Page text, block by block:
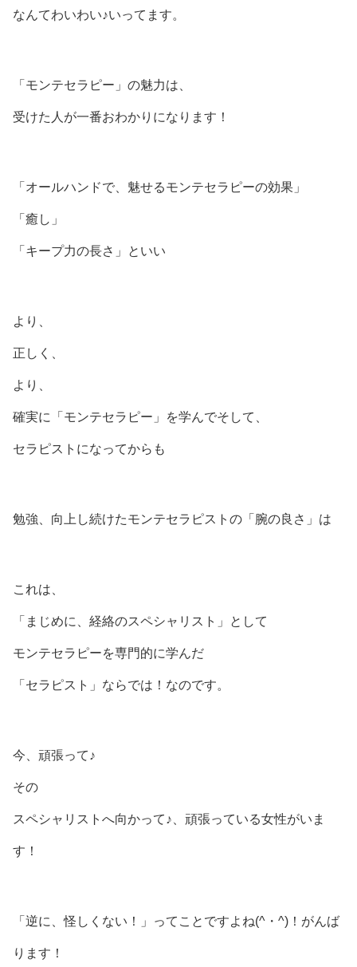
なんてわいわい♪いってます。
「モンテセラピー」の魅力は、
受けた人が一番おわかりになります！
「オールハンドで、魅せるモンテセラピーの効果」
「癒し」
「キープ力の長さ」といい
より、
正しく、
より、
確実に「モンテセラピー」を学んでそして、
セラピストになってからも
勉強、向上し続けたモンテセラピストの「腕の良さ」は
これは、
「まじめに、経絡のスペシャリスト」として
モンテセラピーを専門的に学んだ
「セラピスト」ならでは！なのです。
今、頑張って♪
その
スペシャリストへ向かって♪、頑張っている女性がいま
す！
「逆に、怪しくない！」ってことですよね(^・^)！がんば
ります！